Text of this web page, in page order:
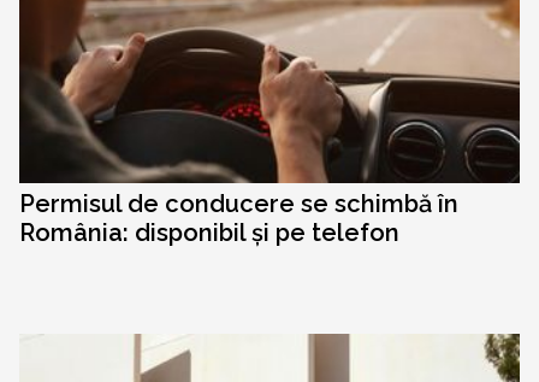
Permisul de conducere se schimbă în
România: disponibil și pe telefon